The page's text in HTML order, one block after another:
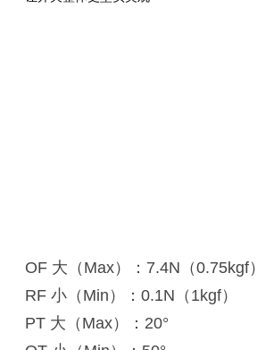
OF 大（Max）：7.4N（0.75kgf）
RF 小（Min）：0.1N（1kgf）
PT 大（Max）：20°